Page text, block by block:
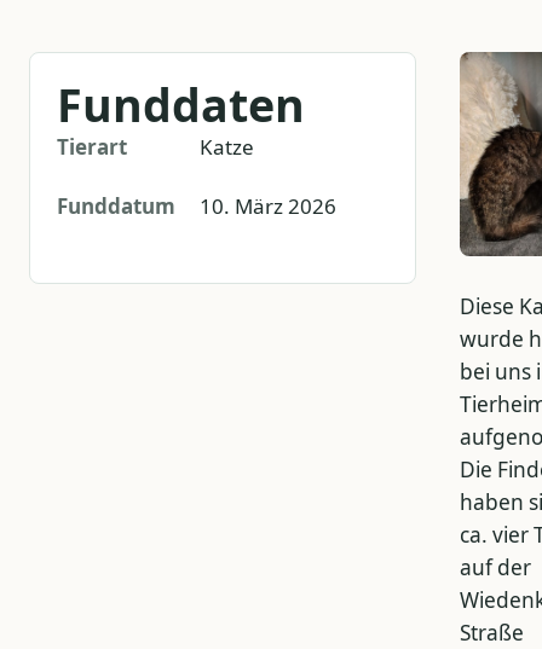
Funddaten
Tierart Katze
Funddatum 10. März 2026
Diese
wurde
bei uns
Die
haben
ca. vier
auf der
Straße